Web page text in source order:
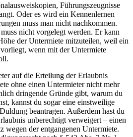
Führungszeugnisse
Oder es wird ein Kennenlernen
muss man nicht nachkommen.
nicht vorgelegt werden. Er kann
der Untermiete mitzuteilen, weil ein
wenn mit der Untermiete
auf die Erteilung der Erlaubnis
ohne einen Untermieter nicht mehr
dringende Gründe gibt, warum du
kannst du sogar eine einstweilige
beantragen. Außerdem hast du
unberechtigt verweigert – einen
wegen der entgangenen Untermiete.